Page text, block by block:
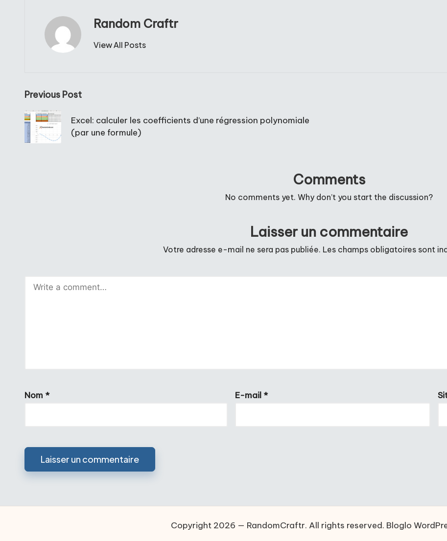
Random Craftr
View All Posts
Post
navigation
Previous Post
Excel: calculer les coefficients d’une régression polynomiale
(par une formule)
Comments
No comments yet. Why don’t you start the discussion?
Laisser un commentaire
Votre adresse e-mail ne sera pas publiée. Les champs obligatoires sont
Nom * E-mail *
Copyright 2026 — RandomCraftr. All rights reserved. Bloglo